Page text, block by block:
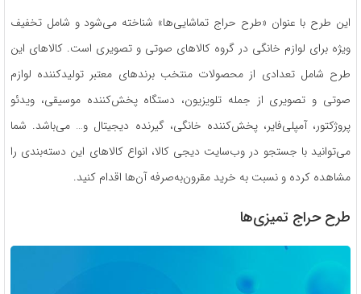
این طرح با عنوان «طرح حراج تماشایی‌ها» شناخته می‌شود و شامل تخفیف
ویژه برای لوازم خانگی در گروه کالاهای صوتی و تصویری است. کالاهای این
طرح شامل تعدادی از محصولات منتخب برندهای معتبر تولیدکننده لوازم
صوتی و تصویری از جمله تلویزیون، دستگاه پخش‌کننده موسیقی، ویدئو
پروژکتور، آمپلی‌فایر، پخش‌کننده خانگی، گیرنده دیجیتال و… می‌باشد. شما
می‌توانید با جستجو در وب‌سایت دیجی کالا، انواع کالاهای این دسته‌بندی را
مشاهده کرده و نسبت به خرید مقرون‌به‌صرفه آن‌ها اقدام کنید.
طرح حراج تمیزی‌ها